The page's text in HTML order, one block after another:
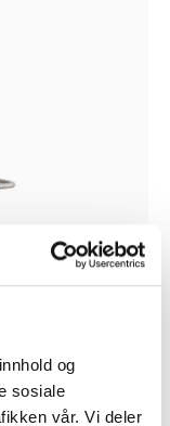
og
sosiale
vår. Vi deler